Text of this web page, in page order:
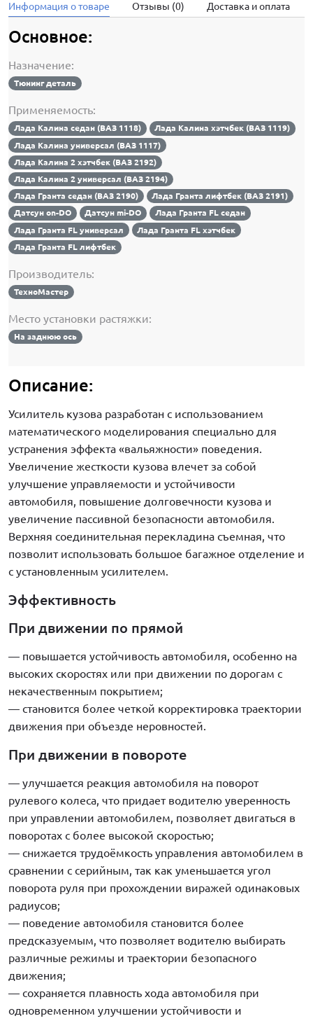
Информация о товаре Отзывы (0) Доставка и оплата
Основное:
Назначение:
Тюнинг деталь
Применяемость:
Лада Калина седан (ВАЗ 1118)
Лада Калина хэтчбек (ВАЗ 1119)
Лада Калина универсал (ВАЗ 1117)
Лада Калина 2 хэтчбек (ВАЗ 2192)
Лада Калина 2 универсал (ВАЗ 2194)
Лада Гранта седан (ВАЗ 2190)
Лада Гранта лифтбек (ВАЗ 2191)
Датсун on-DO
Датсун mi-DO
Лада Гранта FL седан
Лада Гранта FL универсал
Лада Гранта FL хэтчбек
Лада Гранта FL лифтбек
Производитель:
ТехноМастер
Место установки растяжки:
На заднюю ось
Описание:
Усилитель кузова разработан с использованием
математического моделирования специально для
устранения эффекта «вальяжности» поведения.
Увеличение жесткости кузова влечет за собой
улучшение управляемости и устойчивости
автомобиля, повышение долговечности кузова и
увеличение пассивной безопасности автомобиля.
Верхняя соединительная перекладина съемная, что
позволит использовать большое багажное отделение и
с установленным усилителем.
Эффективность
При движении по прямой
— повышается устойчивость автомобиля, особенно на
высоких скоростях или при движении по дорогам с
некачественным покрытием;
— становится более четкой корректировка траектории
движения при объезде неровностей.
При движении в повороте
— улучшается реакция автомобиля на поворот
рулевого колеса, что придает водителю уверенность
при управлении автомобилем, позволяет двигаться в
поворотах с более высокой скоростью;
— снижается трудоёмкость управления автомобилем в
сравнении с серийным, так как уменьшается угол
поворота руля при прохождении виражей одинаковых
радиусов;
— поведение автомобиля становится более
предсказуемым, что позволяет водителю выбирать
различные режимы и траектории безопасного
движения;
— сохраняется плавность хода автомобиля при
одновременном улучшении устойчивости и